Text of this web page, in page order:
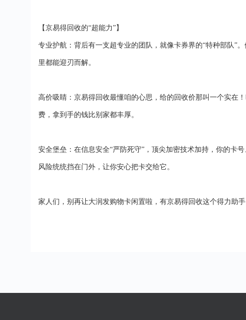
【京易得回收的“超能力”】
专业护航：背后有一支超专业的团队，就像卡券界的“特种部队”
里都能迎刃而解。
高价吸睛： 京易得回收最懂咱的心思，给的回收价那叫一个实在
费，拿到手的钱比别家都丰厚。
安全堡垒：在信息安全“严防死守”，顶尖加密技术加持，你的卡
风险统统挡在门外，让你安心把卡交给它。
家人们，别再让大润发购物卡闲置啦，有京易得回收这个得力助